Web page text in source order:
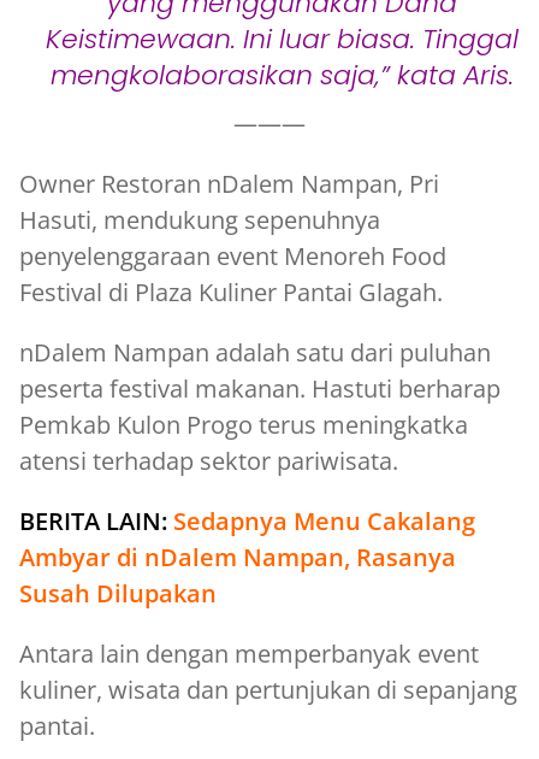
Keistimewaan. Ini luar biasa. Tinggal
mengkolaborasikan saja,” kata Aris.
———
Owner Restoran nDalem Nampan, Pri
Hasuti, mendukung sepenuhnya
penyelenggaraan event Menoreh Food
Festival di Plaza Kuliner Pantai Glagah.
nDalem Nampan adalah satu dari puluhan
peserta festival makanan. Hastuti berharap
Pemkab Kulon Progo terus meningkatka
atensi terhadap sektor pariwisata.
BERITA LAIN: Sedapnya Menu Cakalang
Ambyar di nDalem Nampan, Rasanya
Susah Dilupakan
Antara lain dengan memperbanyak event
kuliner, wisata dan pertunjukan di sepanjang
pantai.